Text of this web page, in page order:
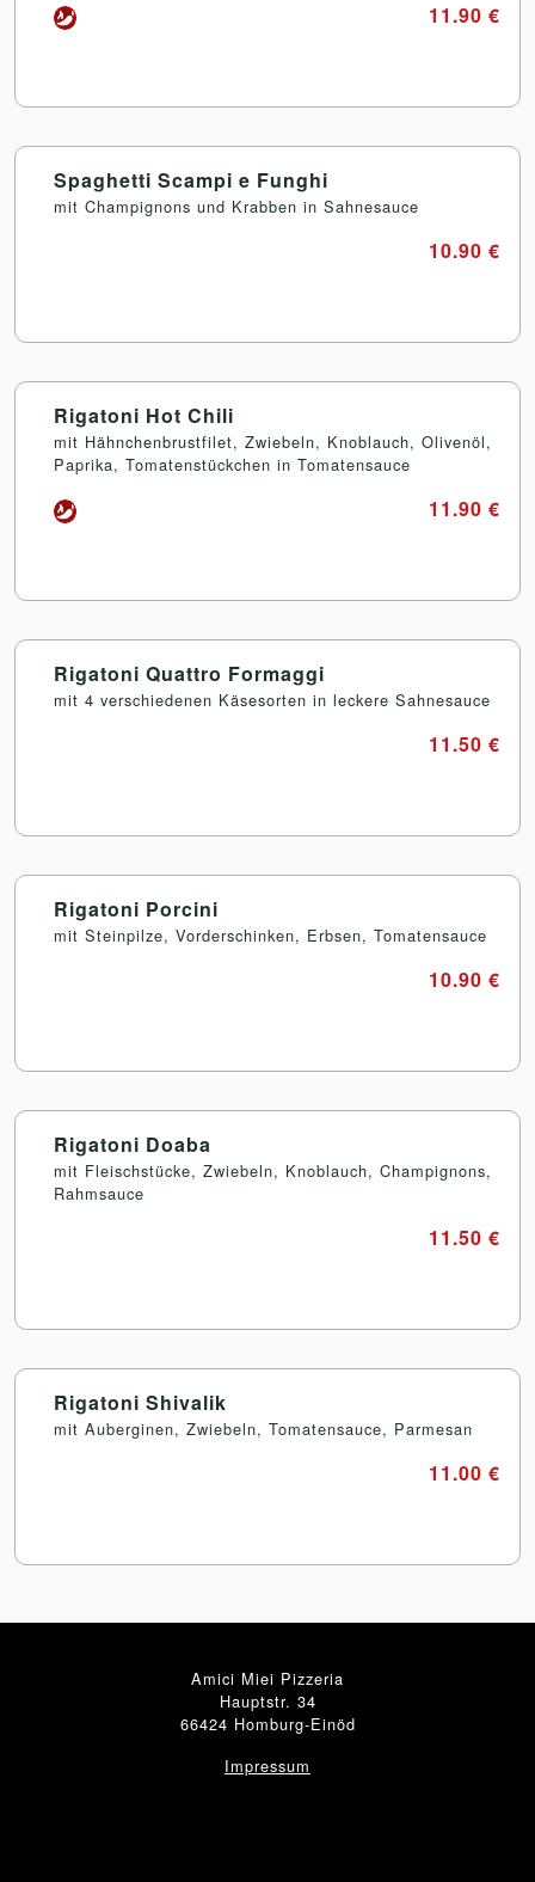
11.90 €
Spaghetti Scampi e Funghi
mit Champignons und Krabben in Sahnesauce
10.90 €
Rigatoni Hot Chili
mit Hähnchenbrustfilet, Zwiebeln, Knoblauch, Olivenöl,
Paprika, Tomatenstückchen in Tomatensauce
11.90 €
Rigatoni Quattro Formaggi
mit 4 verschiedenen Käsesorten in leckere Sahnesauce
11.50 €
Rigatoni Porcini
mit Steinpilze, Vorderschinken, Erbsen, Tomatensauce
10.90 €
Rigatoni Doaba
mit Fleischstücke, Zwiebeln, Knoblauch, Champignons,
Rahmsauce
11.50 €
Rigatoni Shivalik
mit Auberginen, Zwiebeln, Tomatensauce, Parmesan
11.00 €
Amici Miei Pizzeria
Hauptstr. 34
66424 Homburg-Einöd
Impressum